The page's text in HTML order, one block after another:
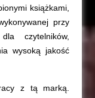
książkami,
przy
czytelników,
wysoką jakość
z tą marką.